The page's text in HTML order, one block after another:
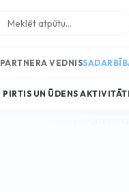
PARTNERA VEDNIS
PIRTIS UN ŪDENS